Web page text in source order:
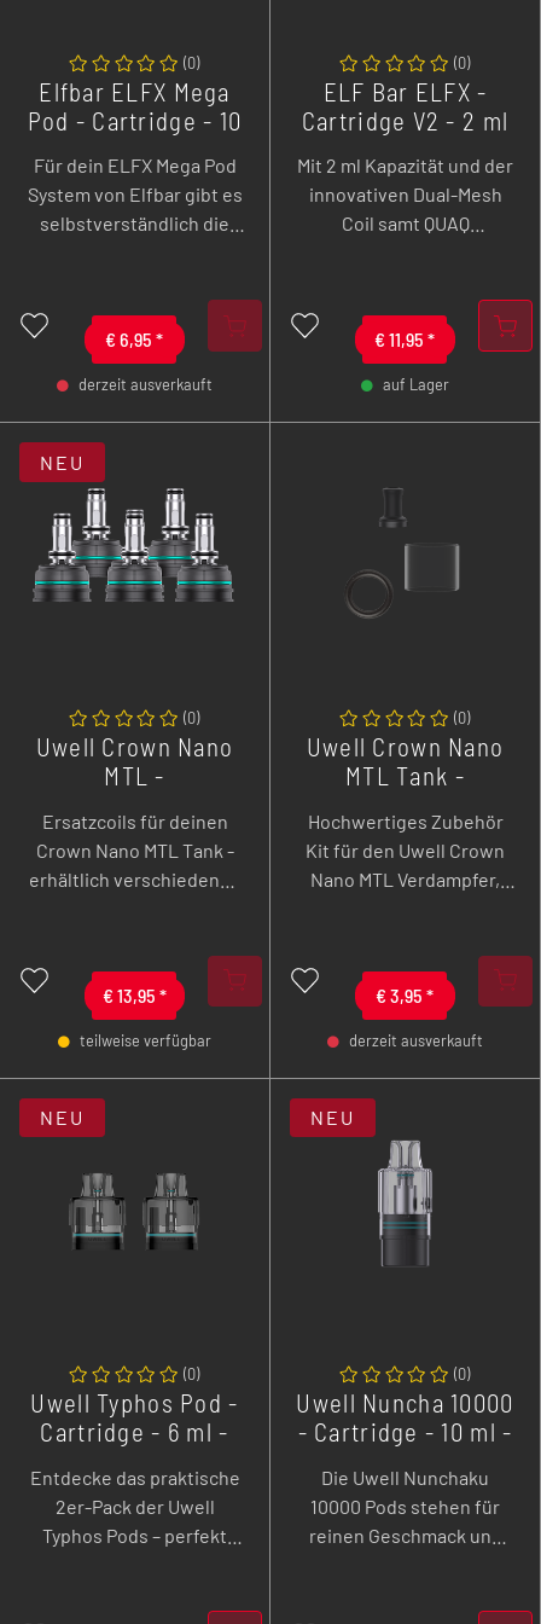
- +
€ 6,95 *
derzeit ausverkauft
(0)
Elfbar ELFX Mega
Pod - Cartridge - 10
Für dein ELFX Mega Pod
System von Elfbar gibt es
selbstverständlich die
einen fest integrierten
Dual Meshed Coil und
bieten ein großzügiges
Tankvolumen von 10 ml.
Sie sind sowohl für MTL-
als auch für RDL-Züge
geeignet, lassen sich
dank praktischem Sidefill
sauber nachfüllen und
bestehen aus
langlebigem PCTG-
- +
€ 11,95 *
auf Lager
(0)
ELF Bar ELFX -
Cartridge V2 - 2 ml
Mit 2 ml Kapazität und der
innovativen Dual-Mesh
Coil samt QUAQ
noch intensiveres und
gleichmäßigeres
Dampferlebnis als je
zuvor. Speziell für das
ELFX und ELFX Mini
überzeugt das V2.0
Upgrade durch eine
deutlich verbesserte
Geschmacksentfaltung
und einen optimierten
- +
€ 13,95 *
teilweise verfügbar
(0)
Uwell Crown Nano
MTL -
5er Pack
Ersatzcoils für deinen
Crown Nano MTL Tank -
erhältlich verschiedenen
Tech für intensiven
Geschmack, gleichmäßige
Wärmeverteilung und
langlebige Performance.
NEU
- +
€ 3,95 *
derzeit ausverkauft
(0)
Uwell Crown Nano
MTL Tank -
Hochwertiges Zubehör
Kit für den Uwell Crown
Nano MTL Verdampfer,
Borosilikatglas, Ersatz-
Drip-Tip und O-Ring-Set
für eine zuverlässige und
langlebige Nutzung.
(0)
Uwell Typhos Pod -
Cartridge - 6 ml -
Entdecke das praktische
2er-Pack der Uwell
Typhos Pods – perfekt
NEU
(0)
Uwell Nuncha 10000
- Cartridge - 10 ml -
Die Uwell Nunchaku
10000 Pods stehen für
reinen Geschmack und
NEU